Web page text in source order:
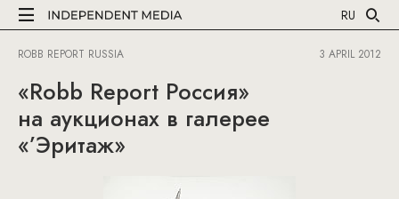
RU
ROBB REPORT RUSSIA 3 APRIL 2012
«Robb Report Россия»
на аукционах в галерее
«’Эритаж»